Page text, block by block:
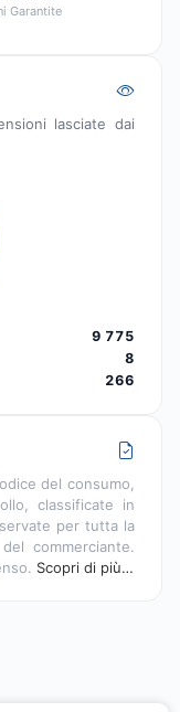
Garantite
lasciate dai
9 775
8
266
del consumo,
classificate in
per tutta la
commerciante.
Scopri di più…